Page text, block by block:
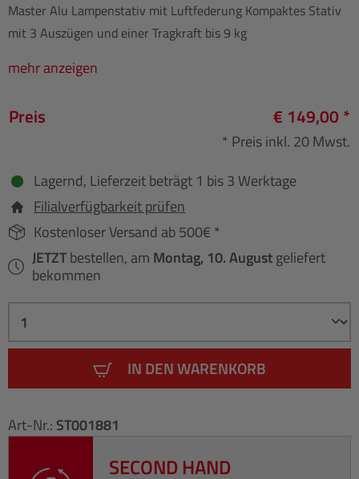
Master Alu Lampenstativ mit Luftfederung Kompaktes Stativ
mit 3 Auszügen und einer Tragkraft bis 9 kg
mehr anzeigen
Preis € 149,00 *
* Preis inkl. 20 Mwst.
Lagernd, Lieferzeit beträgt 1 bis 3 Werktage
Filialverfügbarkeit prüfen
Kostenloser Versand ab 500€ *
JETZTbestellen, am Montag, 10. Augustgeliefert
bekommen
IN DEN WARENKORB
Art-Nr.: ST001881
SECOND HAND